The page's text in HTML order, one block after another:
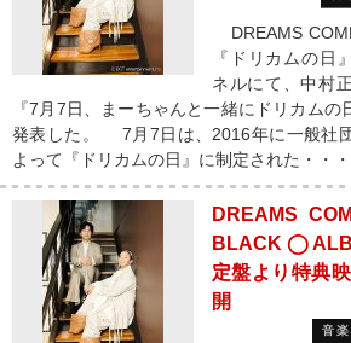
DREAMS
『ドリカムの日
ネルにて、中村
『7月7日、まーちゃんと一緒にドリカムの
発表した。 7月7日は、2016年に一般社
よって『ドリカムの日』に制定された・・・
DREAMS
BLACK ◯
定盤より特典
開
音